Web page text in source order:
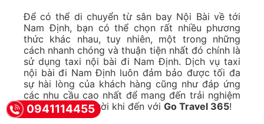
Để có thể di chuyển từ sân bay Nội Bài về tới
Nam Định, bạn có thể chọn rất nhiều phương
thức khác nhau, tuy nhiên, một trong những
cách nhanh chóng và thuận tiện nhất đó chính là
sử dụng taxi nội bài đi Nam Định. Dịch vụ taxi
nội bài đi Nam Định luôn đảm bảo được tối đa
sự hài lòng của khách hàng cũng như đáp ứng
các nhu cầu cao nhất để mang đến trải nghiệm
di chuyển tuyệt vời khi đến với Go Travel 365!
0941114455